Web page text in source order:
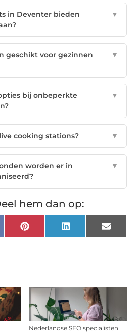
Nederlandse SEO specialisten
in Deventer bieden
▼
geschikt voor gezinnen
▼
bij onbeperkte
▼
cooking stations? ▼
worden er in
▼
hem dan op:
Pinterest LinkedIn Email